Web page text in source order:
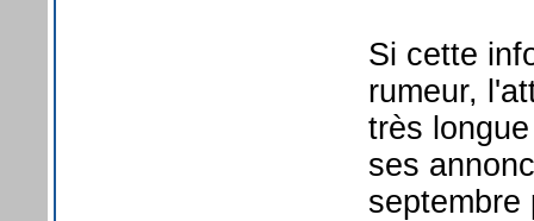
Si cette
rumeur,
très
ses
septembre